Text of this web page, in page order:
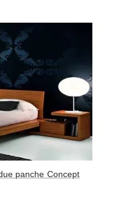
Porte Interne
Porte Scorrevoli
Portoni
Maniglie
Finestre
Finestre Pvc
Finestre Alluminio
Finestre Legno
Persiane
panche Concept